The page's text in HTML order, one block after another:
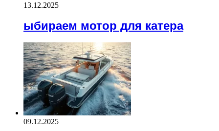
13.12.2025
ыбираем мотор для катера
09.12.2025